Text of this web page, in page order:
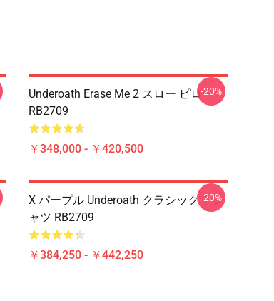
Underoath Erase Me 2 スロー ピロー
RB2709
￥348,000 - ￥420,500
-20%
X パープル Underoath クラシック T シ
ャツ RB2709
￥384,250 - ￥442,250
-20%